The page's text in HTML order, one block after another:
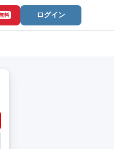
料 ログイン